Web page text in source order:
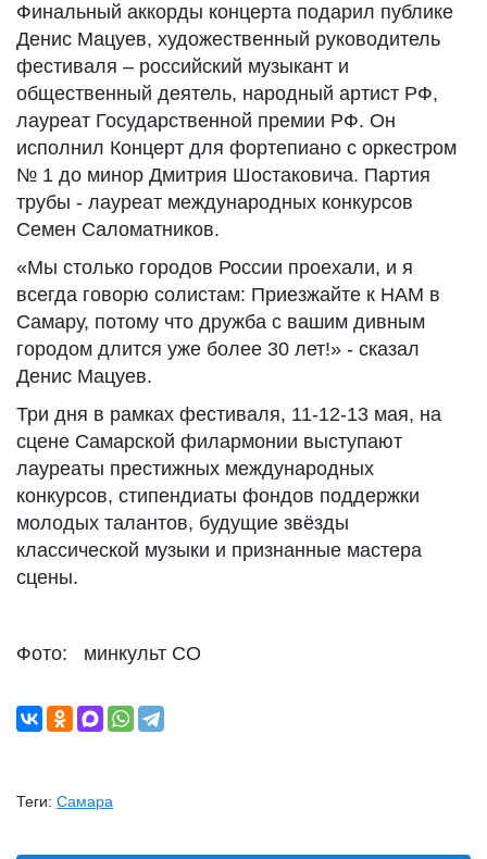
Финальный аккорды концерта подарил публике
Денис Мацуев, художественный руководитель
фестиваля – российский музыкант и
общественный деятель, народный артист РФ,
лауреат Государственной премии РФ. Он
исполнил Концерт для фортепиано с оркестром
№ 1 до минор Дмитрия Шостаковича. Партия
трубы - лауреат международных конкурсов
Семен Саломатников.
«Мы столько городов России проехали, и я
всегда говорю солистам: Приезжайте к НАМ в
Самару, потому что дружба с вашим дивным
городом длится уже более 30 лет!» - сказал
Денис Мацуев.
Три дня в рамках фестиваля, 11-12-13 мая, на
сцене Самарской филармонии выступают
лауреаты престижных международных
конкурсов, стипендиаты фондов поддержки
молодых талантов, будущие звёзды
классической музыки и признанные мастера
сцены.
Фото: минкульт СО
Теги: Самара